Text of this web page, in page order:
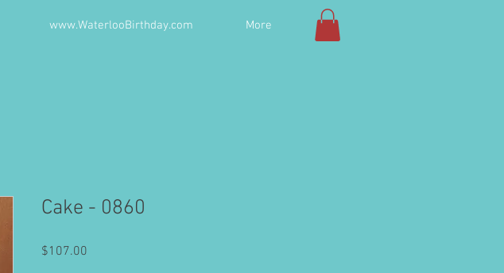
www.WaterlooBirthday.com More
Cake - 0860
$107.00